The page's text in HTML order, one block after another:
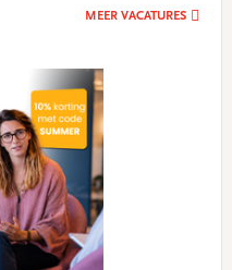
MEER VACATURES